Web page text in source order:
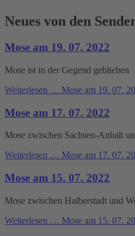
Neues von den
Mose am 19. 07. 2022
Mose ist in der Gegend geblieben
Weiterlesen … Mose am 19. 07.
Mose am 17. 07. 2022
Mose zwischen Sachsen-Anhalt
Weiterlesen … Mose am 17. 07.
Mose am 15. 07. 2022
Mose zwischen Halberstadt und
Weiterlesen … Mose am 15. 07.